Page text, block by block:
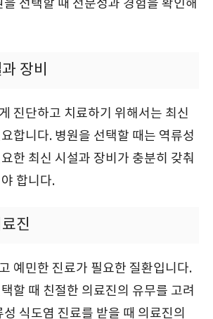
선택할 때 전문성과 경험을 확인해
장비
진단하고 치료하기 위해서는 최신
합니다. 병원을 선택할 때는 역류성
한 최신 시설과 장비가 충분히 갖춰
합니다.
진
예민한 진료가 필요한 질환입니다.
할 때 친절한 의료진의 유무를 고려
식도염 진료를 받을 때 의료진의